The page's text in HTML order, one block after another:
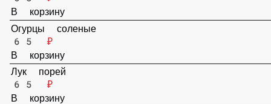
Двойные овощи
20 ₽
В корзину
К пицце 32